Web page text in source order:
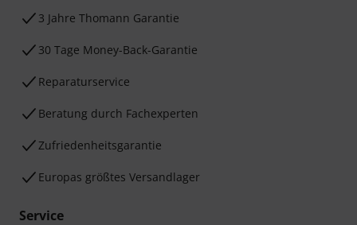
3 Jahre Thomann Garantie
30 Tage Money-Back-Garantie
Reparaturservice
Beratung durch Fachexperten
Zufriedenheitsgarantie
Europas größtes Versandlager
Service